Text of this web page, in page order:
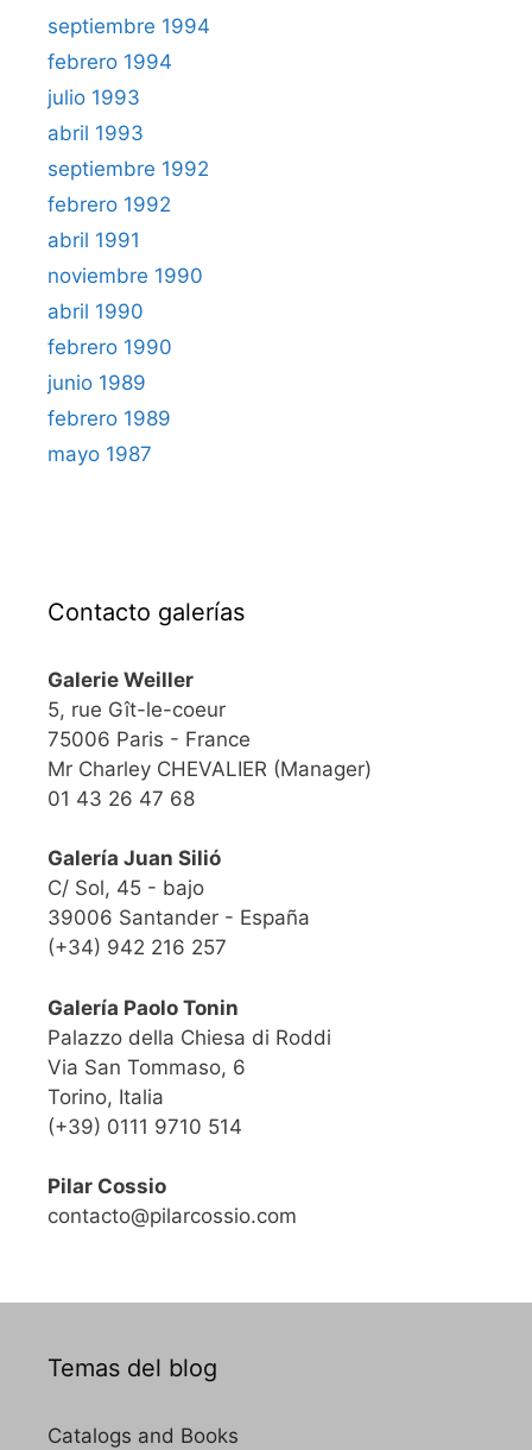
septiembre 1994
febrero 1994
julio 1993
abril 1993
septiembre 1992
febrero 1992
abril 1991
noviembre 1990
abril 1990
febrero 1990
junio 1989
febrero 1989
mayo 1987
Contacto galerías
Galerie Weiller
5, rue Gît-le-coeur
75006 Paris - France
Mr Charley CHEVALIER (Manager)
01 43 26 47 68
Galería Juan Silió
C/ Sol, 45 - bajo
39006 Santander - España
(+34) 942 216 257
Galería Paolo Tonin
Palazzo della Chiesa di Roddi
Via San Tommaso, 6
Torino, Italia
(+39) 0111 9710 514
Pilar Cossio
contacto@pilarcossio.com
Temas del blog
Catalogs and Books